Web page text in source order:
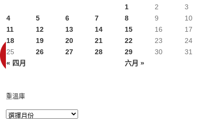
« 四月 六月 »
1 2
3
4
5 6 7 8 9
10
11
12 13 14 15 16
17
18
19 20 21 22 23
24
25
26 27 28 29 30 31
重溫庫